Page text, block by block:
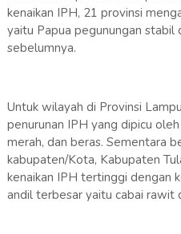
kenaikan IPH, 21 provinsi
yaitu Papua pegunungan stabil
sebelumnya.
Untuk wilayah di Provinsi
penurunan IPH yang dipicu
merah, dan beras. Sementara
kabupaten/Kota, Kabupaten
kenaikan IPH tertinggi dengan
andil terbesar yaitu cabai rawit